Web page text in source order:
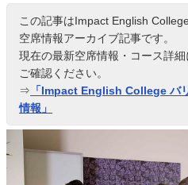
この記事はImpact English
空席情報アーカイブ記事です。
現在の最新空席情報・コース詳
ご確認ください。
⇒ 「Impact English College バ
情報」